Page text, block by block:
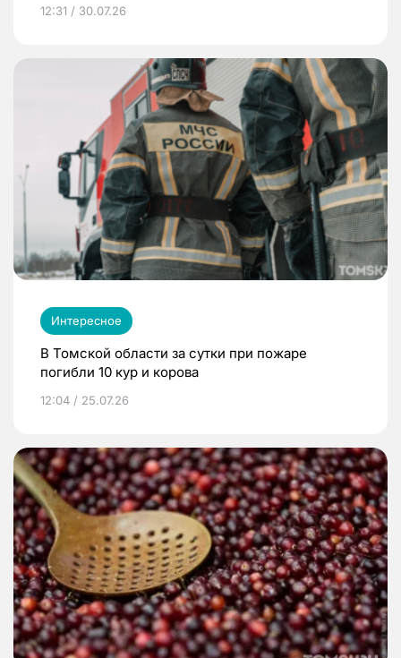
12:31 / 30.07.26
Интересное
В Томской области за сутки при пожаре
погибли 10 кур и корова
12:04 / 25.07.26